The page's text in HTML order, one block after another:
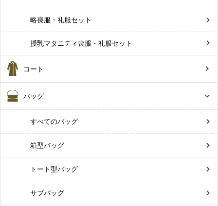
略喪服・礼服セット
授乳マタニティ喪服・礼服セット
コート
バッグ
すべてのバッグ
箱型バッグ
トート型バッグ
サブバッグ